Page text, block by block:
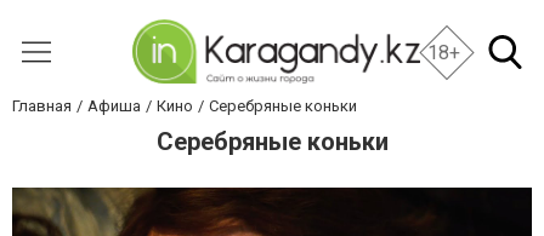
18+
Главная Афиша Кино Серебряные коньки
Серебряные коньки